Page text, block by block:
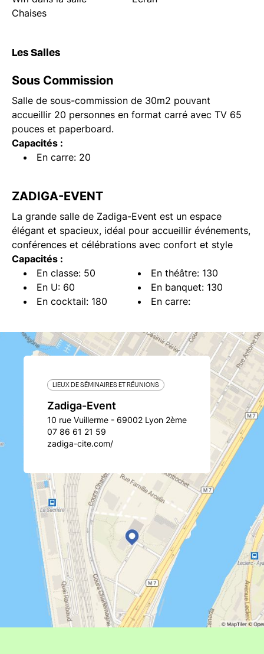
Chaises
Les Salles
Sous Commission
Salle de sous-commission de 30m2 pouvant
accueillir 20 personnes en format carré avec TV 65
pouces et paperboard.
Capacités :
En carre: 20
ZADIGA-EVENT
La grande salle de Zadiga-Event est un espace
élégant et spacieux, idéal pour accueillir événements,
conférences et célébrations avec confort et style
Capacités :
En classe: 50
En théâtre: 130
En U: 60
En banquet: 130
En cocktail: 180
En carre:
LIEUX DE SÉMINAIRES ET RÉUNIONS
Zadiga-Event
10 rue Vuillerme - 69002 Lyon 2ème
07 86 61 21 59
zadiga-cite.com/